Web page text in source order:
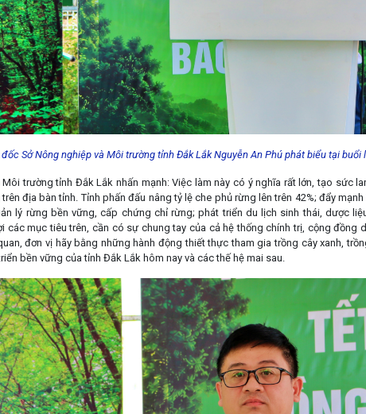
Sở Nông nghiệp và Môi trường tỉnh Đắk Lắk Nguyễn An Phú phát biểu tại buổi
trường tỉnh Đắk Lắk nhấn mạnh: Việc làm này có ý nghĩa rất lớn, tạo sức
địa bàn tỉnh. Tỉnh phấn đấu nâng tỷ lệ che phủ rừng lên trên 42%; đẩy
lý rừng bền vững, cấp chứng chỉ rừng; phát triển du lịch sinh thái, dược
mục tiêu trên, cần có sự chung tay của cả hệ thống chính trị, cộng đồng
đơn vị hãy bằng những hành động thiết thực tham gia trồng cây xanh,
bền vững của tỉnh Đắk Lắk hôm nay và các thế hệ mai sau.